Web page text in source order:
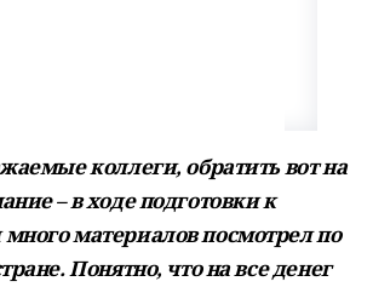
коллеги, обратить вот на
– в ходе подготовки к
материалов посмотрел по
Понятно, что на все денег